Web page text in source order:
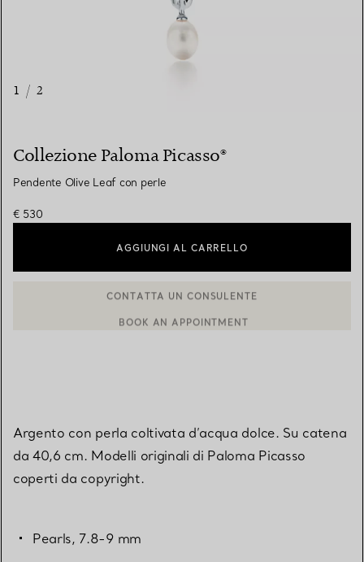
1 / 2
Collezione Paloma Picasso®
Pendente Olive Leaf con perle
€ 530
AGGIUNGI AL CARRELLO
Argento con perla coltivata d’acqua dolce. Su catena
da 40,6 cm. Modelli originali di Paloma Picasso
coperti da copyright.
Pearls, 7.8-9 mm